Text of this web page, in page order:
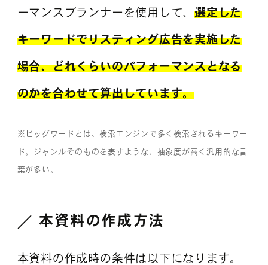
ーマンスプランナーを使用して、選定した
キーワードでリスティング広告を実施した
場合、どれくらいのパフォーマンスとなる
のかを合わせて算出しています。
※ビッグワードとは、検索エンジンで多く検索されるキーワー
ド。ジャンルそのものを表すような、抽象度が高く汎用的な言
葉が多い。
本資料の作成方法
本資料の作成時の条件は以下になります。